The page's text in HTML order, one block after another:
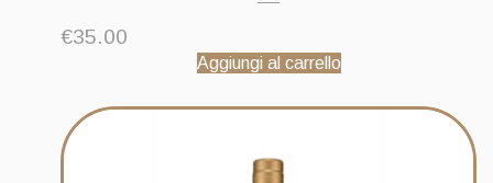
€35.00
Aggiungi al carrello